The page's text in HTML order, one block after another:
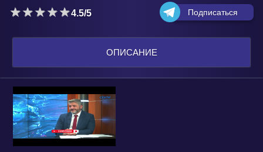
4.5/5 Подписаться
ОПИСАНИЕ